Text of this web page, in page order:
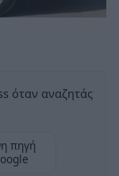
όταν αναζητάς
πηγή